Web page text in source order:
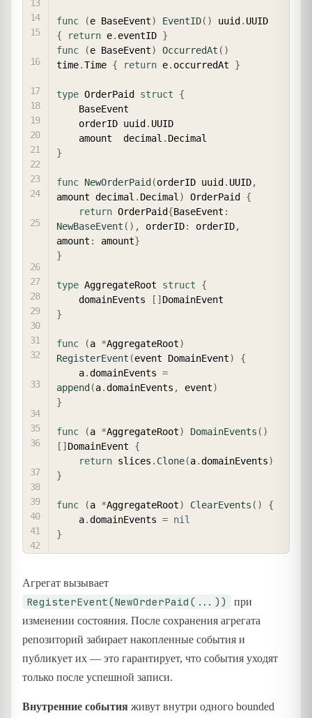
func (e BaseEvent) EventID( ) uuid .
{
return e. eventID }
func
(e BaseEvent) OccurredAt ( )
time.Time { return e. occurredAt }
type OrderPaid struct
{
	orderID uuid
. UUID
	amount  decimal
.
}
func NewOrderPaid (orderID uuid . UUID,
amount decimal . Decimal) OrderPaid {
return OrderPaid{BaseEvent :
NewBaseEvent ( ) , orderID: orderID,
amount : amount}
}
type AggregateRoot struct
{
	domainEvents
[ ]
}
func (a *AggregateRoot)
RegisterEvent (event DomainEvent)
{
	a
.domainEvents =
append (a.domainEvents , event)
}
func (a *AggregateRoot) DomainEvents ( )
[ ] DomainEvent {
return slices . Clone(a.domainEvents)
}
func (a *AggregateRoot) ClearEvents ( )
{
	a
.domainEvents = nil
}
Агрегат вызывает
RegisterEvent(NewOrderPaid(...))
при
изменении состояния. После сохранения агрегата
репозиторий забирает накопленные события и
публикует их — это гарантирует, что события уходят
только после успешной записи.
Внутренние события живут внутри одного bounded